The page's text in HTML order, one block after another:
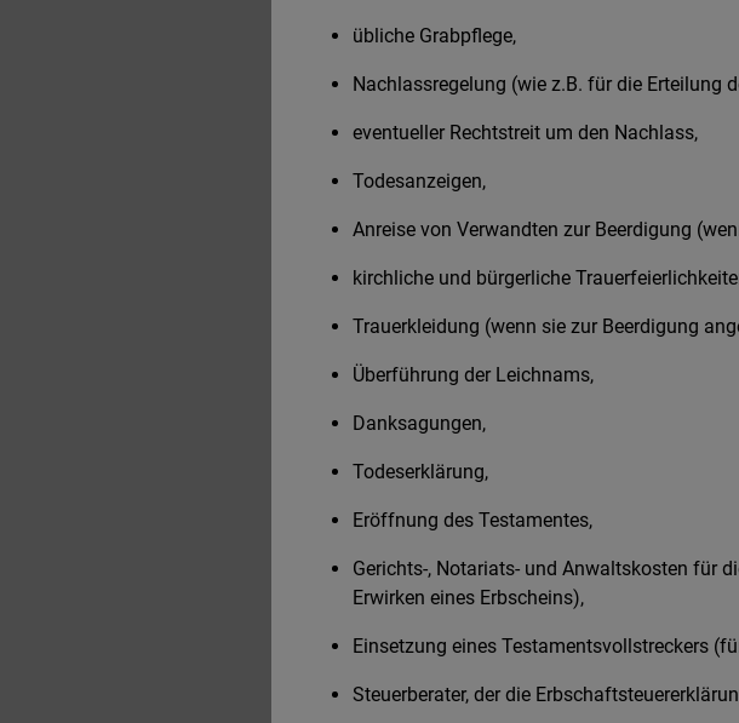
übliche Grabpflege,
Nachlassregelung (wie z.B. für die Erteilung
eventueller Rechtstreit um den Nachlass,
Todesanzeigen,
Anreise von Verwandten zur Beerdigung
kirchliche und bürgerliche
Trauerkleidung (wenn sie zur Beerdigung
Überführung der Leichnams,
Danksagungen,
Todeserklärung,
Eröffnung des Testamentes,
Gerichts-, Notariats- und Anwaltskosten für
Erwirken eines Erbscheins),
Einsetzung eines Testamentsvollstreckers
Steuerberater, der die